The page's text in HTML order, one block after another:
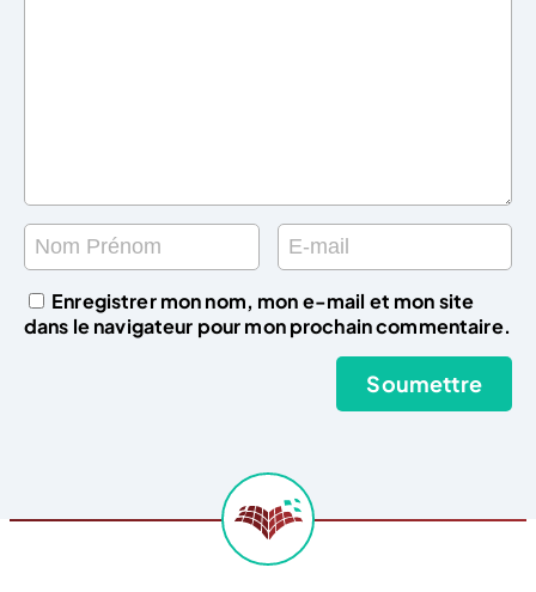
Enregistrer mon nom, mon e-mail et mon site
dans le navigateur pour mon prochain commentaire.